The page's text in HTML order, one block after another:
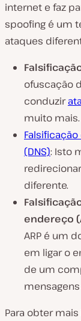
internet e faz
spoofing é um
ataques
ofuscação
conduzir
muito mais.
(DNS): Isto
diferente.
endereço
ARP é um
em ligar o
de um
mensagens
Para obter